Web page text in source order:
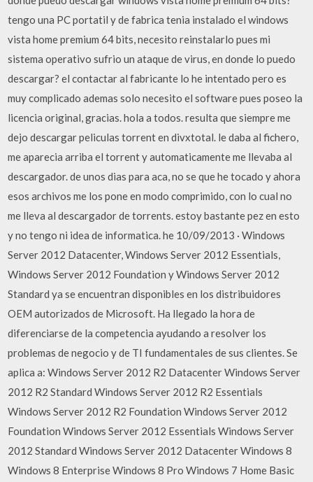
tengo una PC portatil y de fabrica tenia instalado el windows
vista home premium 64 bits, necesito reinstalarlo pues mi
sistema operativo sufrio un ataque de virus, en donde lo puedo
descargar? el contactar al fabricante lo he intentado pero es
muy complicado ademas solo necesito el software pues poseo la
licencia original, gracias. hola a todos. resulta que siempre me
dejo descargar peliculas torrent en divxtotal. le daba al fichero,
me aparecia arriba el torrent y automaticamente me llevaba al
descargador. de unos dias para aca, no se que he tocado y ahora
esos archivos me los pone en modo comprimido, con lo cual no
me lleva al descargador de torrents. estoy bastante pez en esto
y no tengo ni idea de informatica. he 10/09/2013 · Windows
Server 2012 Datacenter, Windows Server 2012 Essentials,
Windows Server 2012 Foundation y Windows Server 2012
Standard ya se encuentran disponibles en los distribuidores
OEM autorizados de Microsoft. Ha llegado la hora de
diferenciarse de la competencia ayudando a resolver los
problemas de negocio y de TI fundamentales de sus clientes. Se
aplica a: Windows Server 2012 R2 Datacenter Windows Server
2012 R2 Standard Windows Server 2012 R2 Essentials
Windows Server 2012 R2 Foundation Windows Server 2012
Foundation Windows Server 2012 Essentials Windows Server
2012 Standard Windows Server 2012 Datacenter Windows 8
Windows 8 Enterprise Windows 8 Pro Windows 7 Home Basic